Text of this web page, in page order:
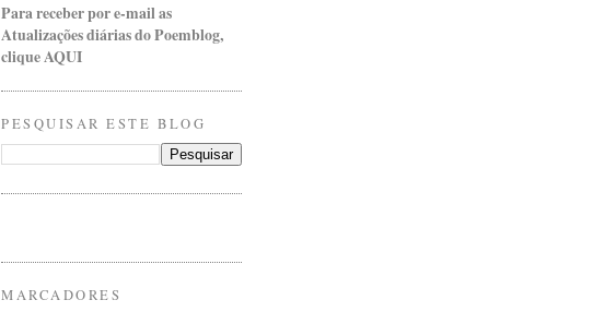
Para receber por e-mail as
Atualizações diárias do Poemblog,
clique AQUI
PESQUISAR ESTE BLOG
MARCADORES